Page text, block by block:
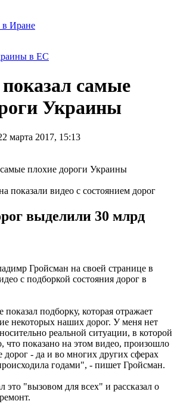
Иране
в ЕС
самые
Украины
марта 2017, 15:13
показали видео с состоянием дорог
выделили 30 млрд
Гройсман на своей странице в
с подборкой состояния дорог в
подборку, которая отражает
некоторых наших дорог. У меня нет
реальной ситуации, в которой
что показано на этом видео, произошло
дорог - да и во многих других сферах
годами", - пишет Гройсман.
это "вызовом для всех" и рассказал о